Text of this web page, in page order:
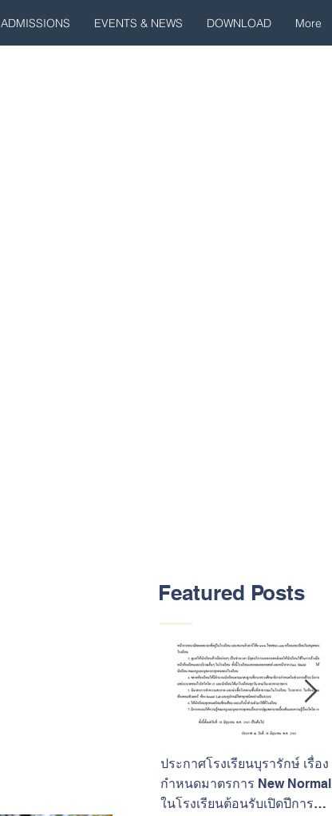
ADMISSIONS EVENTS & NEWS DOWNLOAD More
Featured Posts
ประกาศโรงเรียนบุรารักษ์ เรื่อง
กำหนดมาตรการ New Normal
ในโรงเรียนต้อนรับเปิดปีการ